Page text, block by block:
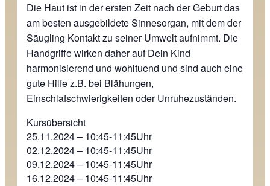
Die Haut ist in der ersten Zeit nach der Geburt das
am besten ausgebildete Sinnesorgan, mit dem der
Säugling Kontakt zu seiner Umwelt aufnimmt. Die
Handgriffe wirken daher auf Dein Kind
harmonisierend und wohltuend und sind auch eine
gute Hilfe z.B. bei Blähungen,
Einschlafschwierigkeiten oder Unruhezuständen.
Kursübersicht
25.11.2024 – 10:45-11:45Uhr
02.12.2024 – 10:45-11:45Uhr
09.12.2024 – 10:45-11:45Uhr
16.12.2024 – 10:45-11:45Uhr